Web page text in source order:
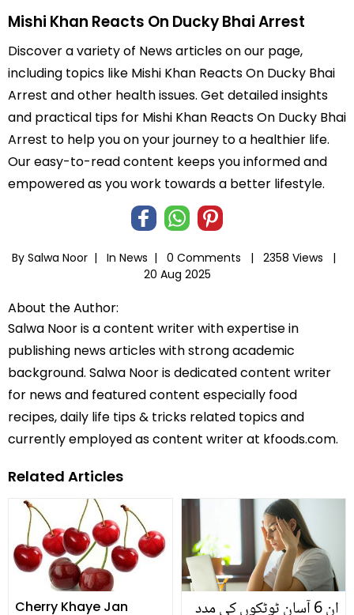
Mishi Khan Reacts On Ducky Bhai Arrest
Discover a variety of News articles on our page,
including topics like Mishi Khan Reacts On Ducky Bhai
Arrest and other health issues. Get detailed insights
and practical tips for Mishi Khan Reacts On Ducky Bhai
Arrest to help you on your journey to a healthier life.
Our easy-to-read content keeps you informed and
empowered as you work towards a better lifestyle.
By Salwa Noor | In News | 0 Comments |
2358 Views |
20 Aug 2025
About the Author:
Salwa Noor is a content writer with expertise in
publishing news articles with strong academic
background. Salwa Noor is dedicated content writer
for news and featured content especially food
recipes, daily life tips & tricks related topics and
currently employed as content writer at kfoods.com.
Related Articles
Cherry Khaye Jan
ان 6 آسان ٹوٹکوں کی مدد